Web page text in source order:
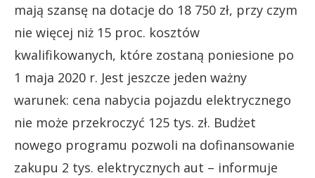
mają szansę na dotacje do 18 750 zł, przy czym
nie więcej niż 15 proc. kosztów
kwalifikowanych, które zostaną poniesione po
1 maja 2020 r. Jest jeszcze jeden ważny
warunek: cena nabycia pojazdu elektrycznego
nie może przekroczyć 125 tys. zł. Budżet
nowego programu pozwoli na dofinansowanie
zakupu 2 tys. elektrycznych aut – informuje